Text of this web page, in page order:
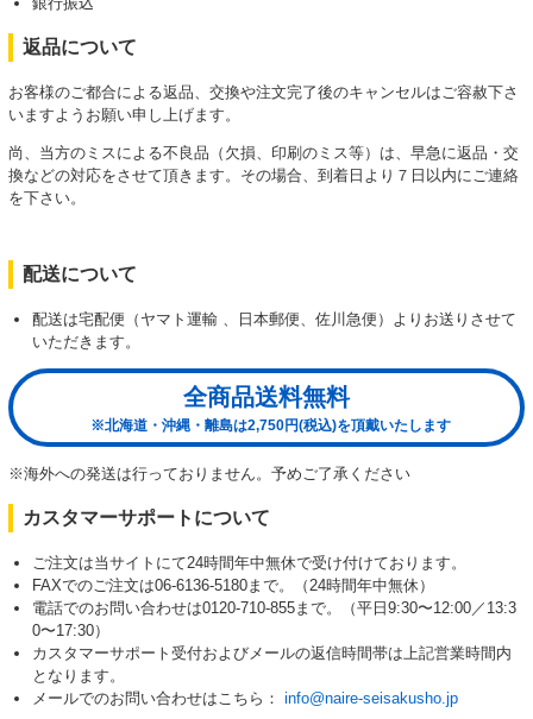
返品について
お客様のご都合による返品、交換や注文完了後のキャンセルはご容赦下さ
いますようお願い申し上げます。
尚、当方のミスによる不良品（欠損、印刷のミス等）は、早急に返品・交
換などの対応をさせて頂きます。その場合、到着日より７日以内にご連絡
を下さい。
配送について
配送は宅配便（ヤマト運輸 、日本郵便、佐川急便）よりお送りさせて
いただきます。
全商品送料無料
※北海道・沖縄・離島は2,750円(税込)を頂戴いたします
※海外への発送は行っておりません。予めご了承ください
カスタマーサポートについて
ご注文は当サイトにて24時間年中無休で受け付けております。
FAXでのご注文は06-6136-5180まで。（24時間年中無休）
電話でのお問い合わせは0120-710-855まで。（平日9:30〜12:00／13:3
0〜17:30）
カスタマーサポート受付およびメールの返信時間帯は上記営業時間内
となります。
メールでのお問い合わせはこちら： info@naire-seisakusho.jp